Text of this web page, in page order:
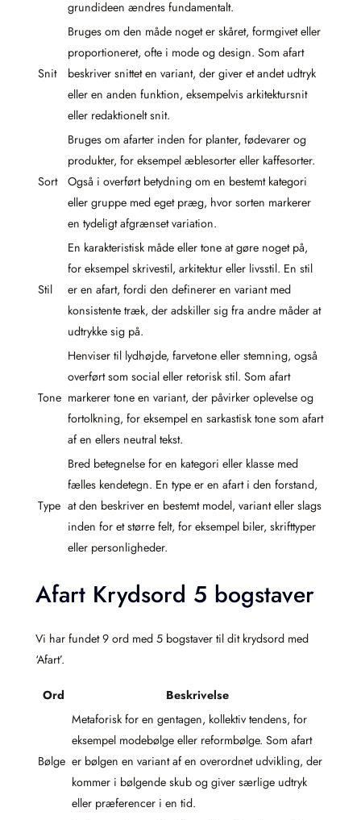
grundideen ændres fundamentalt.
Snit
Bruges om den måde noget er skåret, formgivet eller
proportioneret, ofte i mode og design. Som afart
beskriver snittet en variant, der giver et andet udtryk
eller en anden funktion, eksempelvis arkitektursnit
eller redaktionelt snit.
Sort
Bruges om afarter inden for planter, fødevarer og
produkter, for eksempel æblesorter eller kaffesorter.
Også i overført betydning om en bestemt kategori
eller gruppe med eget præg, hvor sorten markerer
en tydeligt afgrænset variation.
Stil
En karakteristisk måde eller tone at gøre noget på,
for eksempel skrivestil, arkitektur eller livsstil. En stil
er en afart, fordi den definerer en variant med
konsistente træk, der adskiller sig fra andre måder at
udtrykke sig på.
Tone
Henviser til lydhøjde, farvetone eller stemning, også
overført som social eller retorisk stil. Som afart
markerer tone en variant, der påvirker oplevelse og
fortolkning, for eksempel en sarkastisk tone som afart
af en ellers neutral tekst.
Type
Bred betegnelse for en kategori eller klasse med
fælles kendetegn. En type er en afart i den forstand,
at den beskriver en bestemt model, variant eller slags
inden for et større felt, for eksempel biler, skrifttyper
eller personligheder.
Afart Krydsord 5 bogstaver
Vi har fundet 9 ord med 5 bogstaver til dit krydsord med
‘Afart’.
Ord Beskrivelse
Bølge
Metaforisk for en gentagen, kollektiv tendens, for
eksempel modebølge eller reformbølge. Som afart
er bølgen en variant af en overordnet udvikling, der
kommer i bølgende skub og giver særlige udtryk
eller præferencer i en tid.